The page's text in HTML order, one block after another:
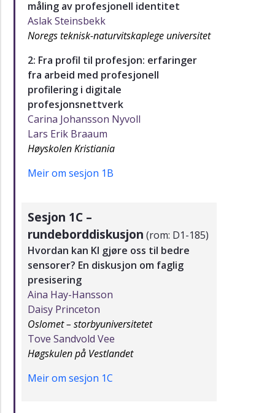
måling av profesjonell identitet
Aslak Steinsbekk
Noregs teknisk-naturvitskaplege universitet
2: Fra profil til profesjon: erfaringer
fra arbeid med profesjonell
profilering i digitale
profesjonsnettverk
Carina Johansson Nyvoll
Lars Erik Braaum
Høyskolen Kristiania
Meir om sesjon 1B
Sesjon 1C –
rundeborddiskusjon (rom: D1-185)
Hvordan kan KI gjøre oss til bedre
sensorer? En diskusjon om faglig
presisering
Aina Hay-Hansson
Daisy Princeton
Oslomet – storbyuniversitetet
Tove Sandvold Vee
Høgskulen på Vestlandet
Meir om sesjon 1C